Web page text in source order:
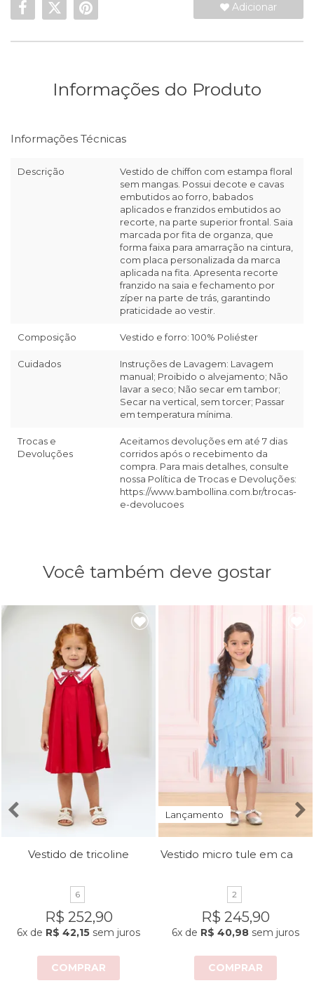
Adicionar
Informações do Produto
Informações Técnicas
Descrição
Vestido de chiffon com estampa floral
sem mangas. Possui decote e cavas
embutidos ao forro, babados
aplicados e franzidos embutidos ao
recorte, na parte superior frontal. Saia
marcada por fita de organza, que
forma faixa para amarração na cintura,
com placa personalizada da marca
aplicada na fita. Apresenta recorte
franzido na saia e fechamento por
zíper na parte de trás, garantindo
praticidade ao vestir.
Composição Vestido e forro: 100% Poliéster
Cuidados
Instruções de Lavagem: Lavagem
manual; Proibido o alvejamento; Não
lavar a seco; Não secar em tambor;
Secar na vertical, sem torcer; Passar
em temperatura mínima.
Trocas e
Devoluções
Aceitamos devoluções em até 7 dias
corridos após o recebimento da
compra. Para mais detalhes, consulte
nossa Política de Trocas e Devoluções:
https://www.bambollina.com.br/trocas-
e-devolucoes
Você também deve gostar
Vestido de tricoline
6
R$ 252,90
6x de R$ 42,15 sem juros
COMPRAR
Lançamento
2
R$ 245,90
6x de R$ 40,98 sem juros
COMPRAR